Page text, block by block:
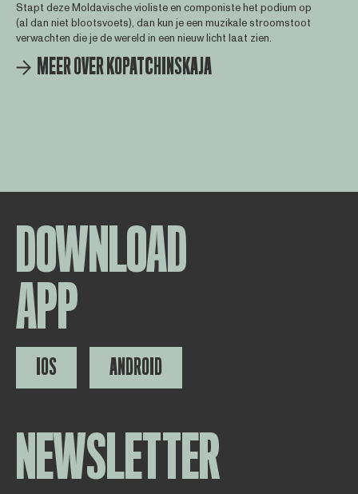
Stapt deze Moldavische violiste en componiste het podium op
(al dan niet blootsvoets), dan kun je een muzikale stroomstoot
verwachten die je de wereld in een nieuw licht laat zien.
MEER OVER KOPATCHINSKAJA
DOWNLOAD
APP
IOS ANDROID
NEWSLETTER